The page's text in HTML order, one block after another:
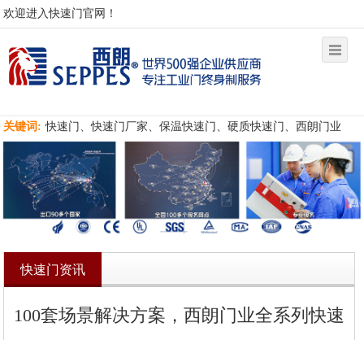
欢迎进入快速门官网！
关键词: 快速门、快速门厂家、保温快速门、硬质快速门、西朗门业
快速门资讯
100套场景解决方案，西朗门业全系列快速